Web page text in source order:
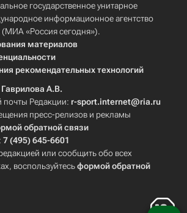
государственное унитарное
информационное агентство
(МИА «Россия сегодня»).
материалов
рекомендательных технологий
Гаврилова А.В.
почты Редакции: r-sport.internet@ria.ru
пресс-релизов и рекламы
обратной связи
7 (495) 645-6601
или сообщить обо всех
воспользуйтесьформой обратной